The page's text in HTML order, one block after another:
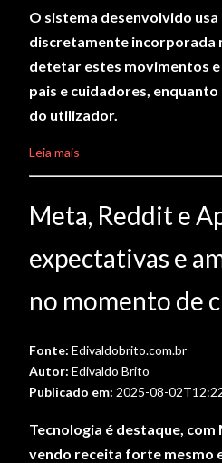
O sistema desenvolvido usa
discretamente incorporada
detetar estes movimentos e
pais e cuidadores,
do utilizador.
Leia mais
Meta, Reddit e
expectativas e
no momento de
Fonte: Edivaldobrito.com.br
Autor: Edivaldo Brito
Publicado em: 2025-08-
Tecnologia é destaque,
vendo receita forte mesmo